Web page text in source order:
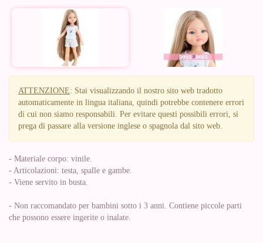
ATTENZIONE: Stai visualizzando il nostro sito web tradotto
automaticamente in lingua italiana, quindi potrebbe contenere errori
di cui non siamo responsabili. Per evitare questi possibili errori, si
prega di passare alla versione inglese o spagnola dal sito web.
- Materiale corpo: vinile.
- Articolazioni: testa, spalle e gambe.
- Viene servito in busta.
- Non raccomandato per bambini sotto i 3 anni. Contiene piccole parti
che possono essere ingerite o inalate.